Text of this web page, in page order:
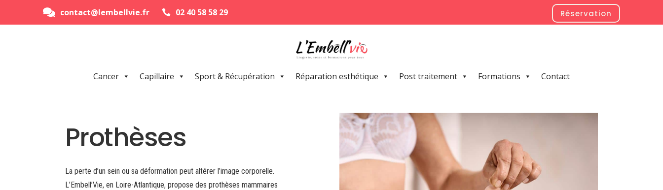
 contact@lembellvie.fr  02 40 58 58 29 Réservation
Cancer Capillaire Sport & Récupération Réparation esthétique Post traitement Formations Contact
Prothèses
La perte d’un sein ou sa déformation peut altérer l’image corporelle.
L’Embell’Vie, en Loire-Atlantique, propose des prothèses mammaires